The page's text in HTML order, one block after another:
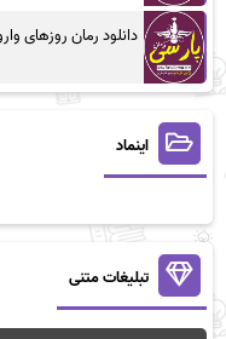
دانلود رمان روزهای
اینماد
تبلیغات متنی